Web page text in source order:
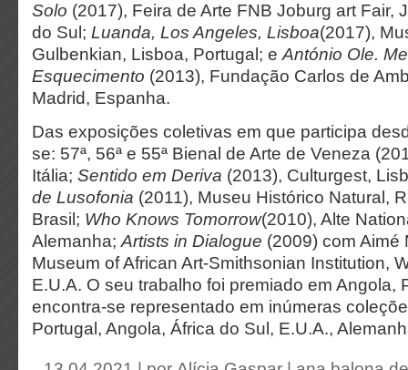
Solo (2017), Feira de Arte FNB Joburg art Fair,
do Sul; Luanda, Los Angeles, Lisboa(2017),
Gulbenkian, Lisboa, Portugal; e António Ole.
Esquecimento (2013), Fundação Carlos de
Madrid, Espanha.
Das exposições coletivas em que participa
se: 57ª, 56ª e 55ª Bienal de Arte de Veneza
Itália; Sentido em Deriva (2013), Culturgest,
de Lusofonia (2011), Museu Histórico Natural,
Brasil; Who Knows Tomorrow(2010), Alte
Alemanha; Artists in Dialogue (2009) com Aimé
Museum of African Art-Smithsonian Institution,
E.U.A. O seu trabalho foi premiado em Angola,
encontra-se representado em inúmeras
Portugal, Angola, África do Sul, E.U.A.,